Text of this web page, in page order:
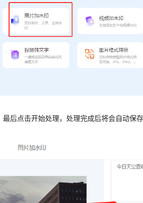
最后点击开始处理，处理完成后将会自动保存